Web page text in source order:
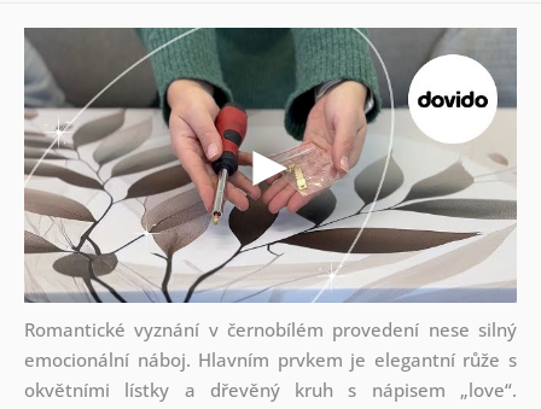
Romantické vyznání v černobílém provedení nese silný
emocionální náboj. Hlavním prvkem je elegantní růže s
okvětními lístky a dřevěný kruh s nápisem „love“.